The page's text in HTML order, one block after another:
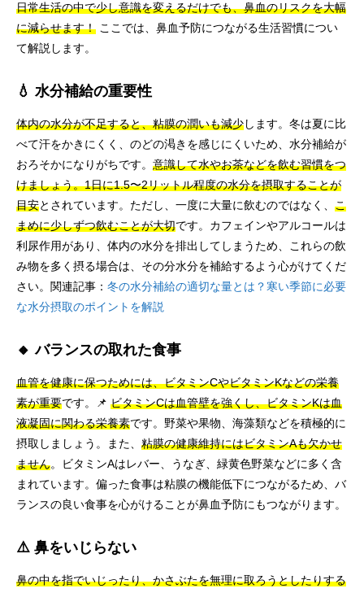
日常生活の中で少し意識を変えるだけでも、鼻血のリスクを大幅
に減らせます！ ここでは、鼻血予防につながる生活習慣につい
て解説します。
💧 水分補給の重要性
体内の水分が不足すると、粘膜の潤いも減少します。冬は夏に比
べて汗をかきにくく、のどの渇きを感じにくいため、水分補給が
おろそかになりがちです。 意識して水やお茶などを飲む習慣をつ
けましょう。1日に1.5〜2リットル程度の水分を摂取することが
目安とされています。ただし、一度に大量に飲むのではなく、 こ
まめに少しずつ飲むことが大切です。カフェインやアルコールは
利尿作用があり、体内の水分を排出してしまうため、これらの飲
み物を多く摂る場合は、その分水分を補給するよう心がけてくだ
さい。関連記事： 冬の水分補給の適切な量とは？寒い季節に必要
な水分摂取のポイントを解説
🔸 バランスの取れた食事
血管を健康に保つためには、ビタミンCやビタミンKなどの栄養
素が重要です。📌 ビタミンCは血管壁を強くし、ビタミンKは血
液凝固に関わる栄養素です。野菜や果物、海藻類などを積極的に
摂取しましょう。また、 粘膜の健康維持にはビタミンAも欠かせ
ません。ビタミンAはレバー、うなぎ、緑黄色野菜などに多く含
まれています。偏った食事は粘膜の機能低下につながるため、バ
ランスの良い食事を心がけることが鼻血予防にもつながります。
⚠️ 鼻をいじらない
鼻の中を指でいじったり、かさぶたを無理に取ろうとしたりする